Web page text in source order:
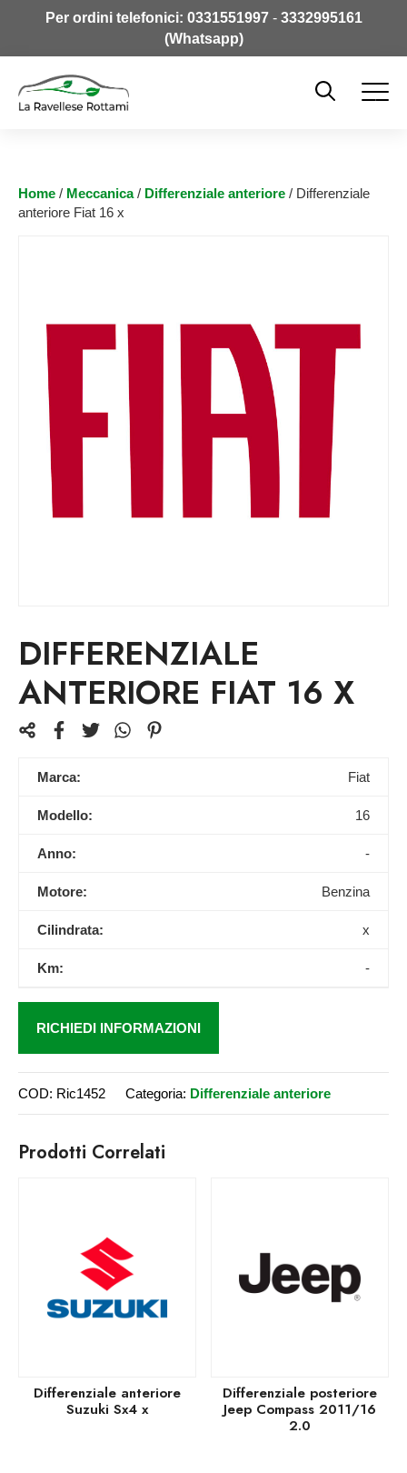
Per ordini telefonici: 0331551997- 3332995161
(Whatsapp)
Home / Meccanica/ Differenziale anteriore / Differenziale
anteriore Fiat 16 x
DIFFERENZIALE
ANTERIORE FIAT 16 X
Marca: Fiat
Modello: 16
Anno: -
Motore: Benzina
Cilindrata: x
Km: -
RICHIEDI INFORMAZIONI
COD: Ric1452 Categoria: Differenziale anteriore
Prodotti Correlati
Differenziale anteriore
Suzuki Sx4 x
Differenziale posteriore
Jeep Compass 2011/16
2.0